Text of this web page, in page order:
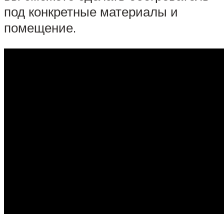
под конкретные материалы и
помещение.